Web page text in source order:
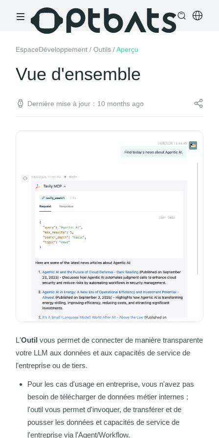
EspaceDéveloppement / Outils /Aperçu
Vue d'ensemble
Dernière mise à jour：10 months ago
L'Outil vous permet de connecter de manière transparente
votre LLM aux données et aux capacités de service de
l'entreprise ou de tiers.
Pour les cas d'usage en entreprise, vous n'avez pas
besoin de télécharger de données métier internes ;
l'outil vous permet d'invoquer, de transférer et de
pousser les données et capacités de service de
l'entreprise via l'Agent/Workflow.